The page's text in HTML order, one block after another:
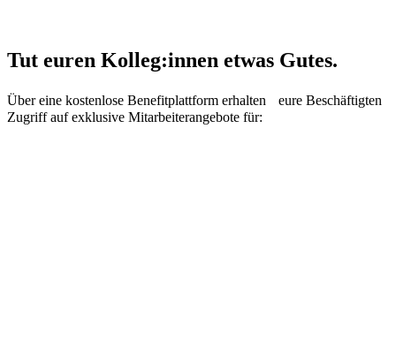
Tut euren Kolleg:innen etwas Gutes.
Über eine kostenlose Benefitplattform erhalten eure Beschäftigten
Zugriff auf exklusive Mitarbeiterangebote für: